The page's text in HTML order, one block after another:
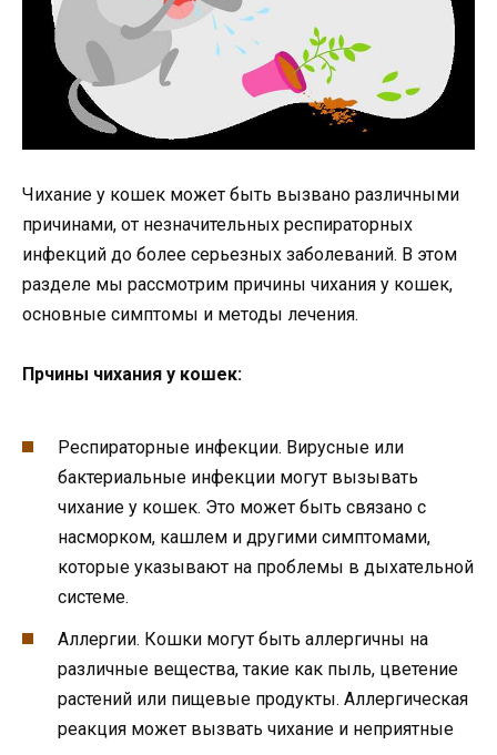
Чихание у кошек может быть вызвано различными
причинами, от незначительных респираторных
инфекций до более серьезных заболеваний. В этом
разделе мы рассмотрим причины чихания у кошек,
основные симптомы и методы лечения.
Прчины чихания у кошек:
Респираторные инфекции. Вирусные или
бактериальные инфекции могут вызывать
чихание у кошек. Это может быть связано с
насморком, кашлем и другими симптомами,
которые указывают на проблемы в дыхательной
системе.
Аллергии. Кошки могут быть аллергичны на
различные вещества, такие как пыль, цветение
растений или пищевые продукты. Аллергическая
реакция может вызвать чихание и неприятные